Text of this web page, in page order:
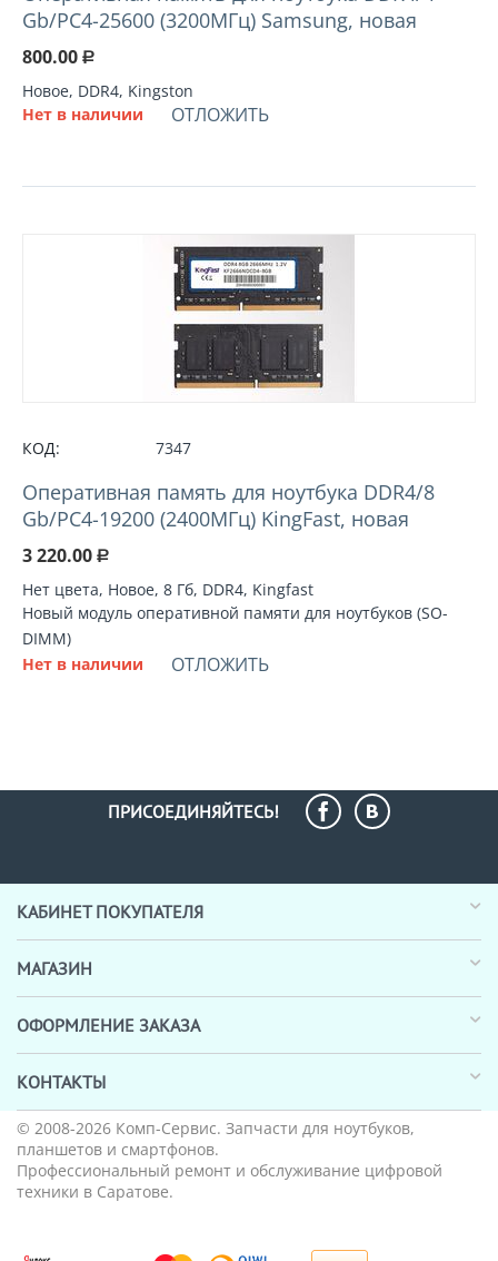
Gb/PC4-25600 (3200МГц) Samsung, новая
800.00 Р
Новое, DDR4, Kingston
Нет в наличии
ОТЛОЖИТЬ
КОД: 7347
Оперативная память для ноутбука DDR4/8
Gb/PC4-19200 (2400МГц) KingFast, новая
3 220.00 Р
Нет цвета, Новое, 8 Гб, DDR4, Kingfast
Новый модуль оперативной памяти для ноутбуков (SO-
DIMM)
Нет в наличии
ОТЛОЖИТЬ
ПРИСОЕДИНЯЙТЕСЬ!
КАБИНЕТ ПОКУПАТЕЛЯ
МАГАЗИН
ОФОРМЛЕНИЕ ЗАКАЗА
КОНТАКТЫ
© 2008-2026 Комп-Сервис. Запчасти для ноутбуков,
планшетов и смартфонов.
Профессиональный ремонт и обслуживание цифровой
техники в Саратове.